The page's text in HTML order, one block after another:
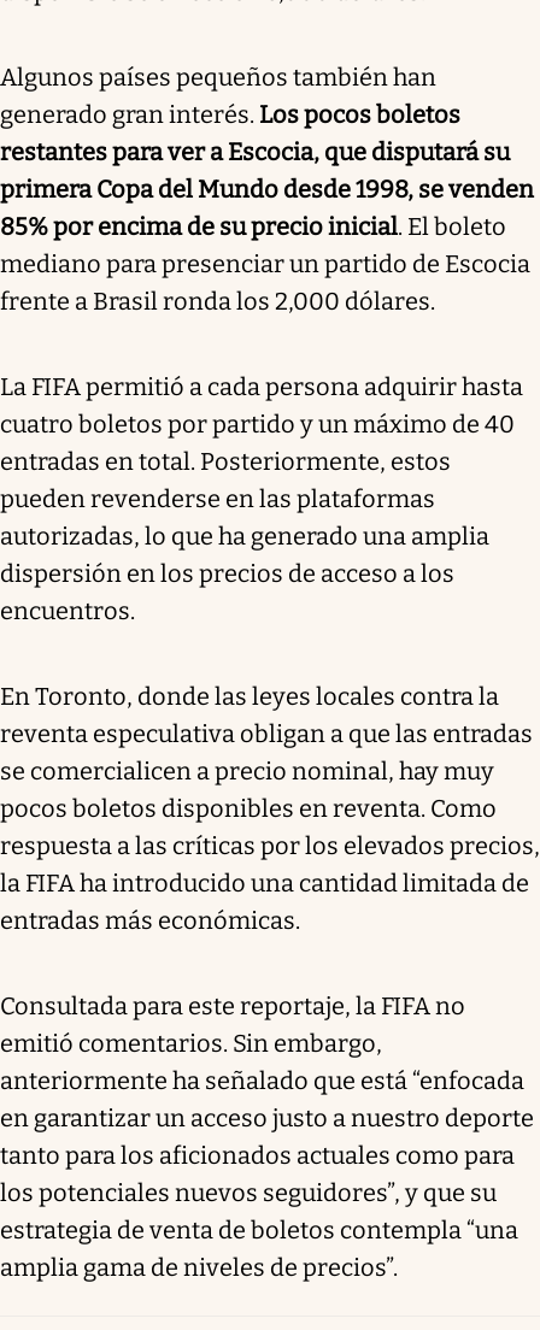
Algunos países pequeños también han
generado gran interés. Los pocos boletos
restantes para ver a Escocia, que disputará su
primera Copa del Mundo desde 1998, se venden
85% por encima de su precio inicial. El boleto
mediano para presenciar un partido de Escocia
frente a Brasil ronda los 2,000 dólares.
La FIFA permitió a cada persona adquirir hasta
cuatro boletos por partido y un máximo de 40
entradas en total. Posteriormente, estos
pueden revenderse en las plataformas
autorizadas, lo que ha generado una amplia
dispersión en los precios de acceso a los
encuentros.
En Toronto, donde las leyes locales contra la
reventa especulativa obligan a que las entradas
se comercialicen a precio nominal, hay muy
pocos boletos disponibles en reventa. Como
respuesta a las críticas por los elevados precios,
la FIFA ha introducido una cantidad limitada de
entradas más económicas.
Consultada para este reportaje, la FIFA no
emitió comentarios. Sin embargo,
anteriormente ha señalado que está “enfocada
en garantizar un acceso justo a nuestro deporte
tanto para los aficionados actuales como para
los potenciales nuevos seguidores”, y que su
estrategia de venta de boletos contempla “una
amplia gama de niveles de precios”.